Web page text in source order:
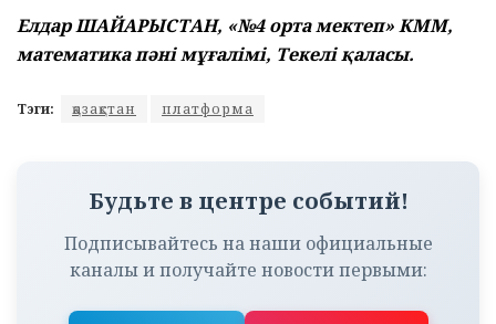
Елдар ШАЙАРЫСТАН, «№4 орта мектеп» КММ,
математика пәні мұғалімі, Текелі қаласы.
Тэги: қазақстан платформа
Будьте в центре событий!
Подписывайтесь на наши официальные
каналы и получайте новости первыми: